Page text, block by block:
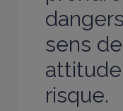
sens
risque.